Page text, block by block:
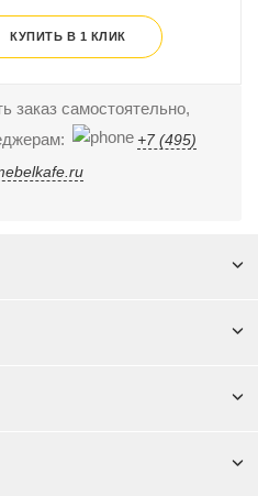
КУПИТЬ В 1 КЛИК
заказ самостоятельно,
+7 (495)